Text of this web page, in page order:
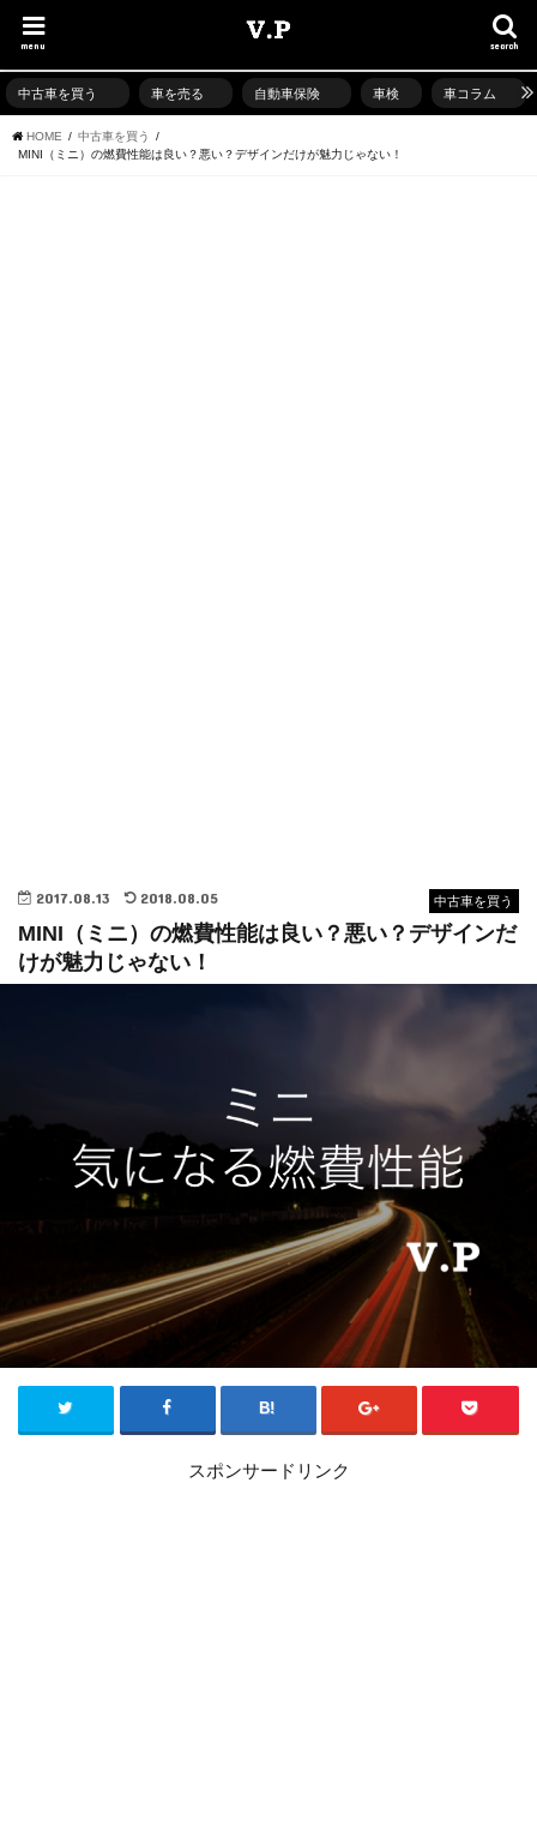
search
menu
中古車を買う 車を売る 自動車保険 車検 車コラム
HOME
中古車を買う
MINI（ミニ）の燃費性能は良い？悪い？デザインだけが魅力じゃない！
中古車を買う
2017.08.13 2018.08.05
MINI（ミニ）の燃費性能は良い？悪い？デザインだ
けが魅力じゃない！
スポンサードリンク